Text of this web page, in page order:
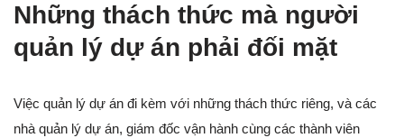
Những thách thức mà người
quản lý dự án phải đối mặt
Việc quản lý dự án đi kèm với những thách thức riêng, và các
nhà quản lý dự án, giám đốc vận hành cùng các thành viên